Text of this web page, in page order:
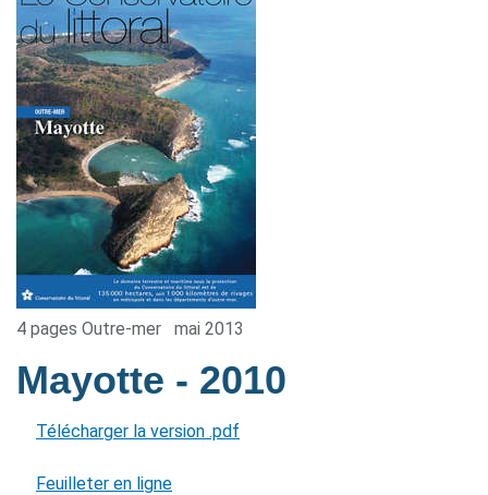
4 pages Outre-mer mai 2013
Mayotte - 2010
Télécharger la version .pdf
Feuilleter en ligne